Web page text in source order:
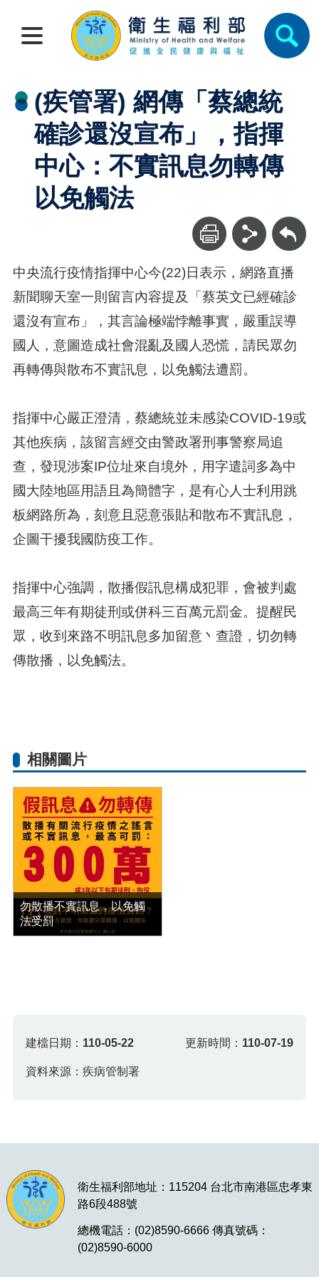
(疾管署) 網傳「蔡總統
確診還沒宣布」，指揮
中心：不實訊息勿轉傳
以免觸法
回上一頁
中央流行疫情指揮中心今(22)日表示，網路直播
新聞聊天室一則留言內容提及「蔡英文已經確診
還沒有宣布」，其言論極端悖離事實，嚴重誤導
國人，意圖造成社會混亂及國人恐慌，請民眾勿
再轉傳與散布不實訊息，以免觸法遭罰。
指揮中心嚴正澄清，蔡總統並未感染COVID-19或
其他疾病，該留言經交由警政署刑事警察局追
查，發現涉案IP位址來自境外，用字遣詞多為中
國大陸地區用語且為簡體字，是有心人士利用跳
板網路所為，刻意且惡意張貼和散布不實訊息，
企圖干擾我國防疫工作。
指揮中心強調，散播假訊息構成犯罪，會被判處
最高三年有期徒刑或併科三百萬元罰金。提醒民
眾，收到來路不明訊息多加留意丶查證，切勿轉
傳散播，以免觸法。
相關圖片
勿散播不實訊息，以免觸
法受罰
建檔日期： 110-05-22 更新時間： 110-07-19
資料來源：疾病管制署
衛生福利部地址：115204 台北市南港區忠孝東
路6段488號
總機電話：(02)8590-6666 傳真號碼：
(02)8590-6000